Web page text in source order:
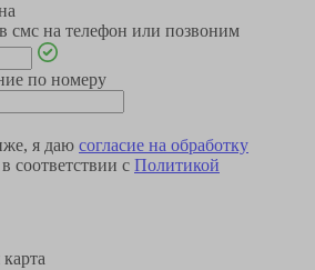
смс на телефон или позвоним
по номеру
я даю согласие на обработку
в соответствии с Политикой